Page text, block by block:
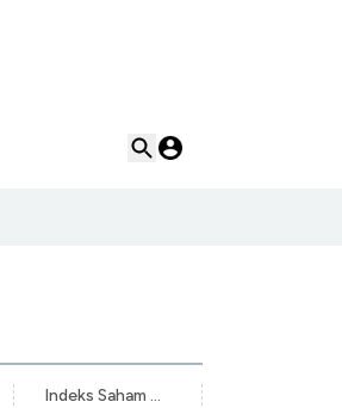
Indeks Saham Syariah Indonesia